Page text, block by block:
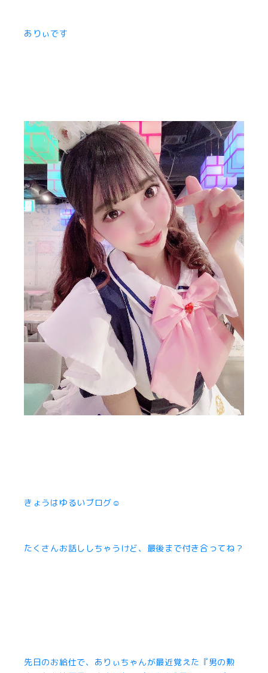
ありぃです
きょうはゆるいブログ☺︎
たくさんお話ししちゃうけど、最後まで付き合ってね？
先日のお給仕で、ありぃちゃんが最近覚えた『男の勲